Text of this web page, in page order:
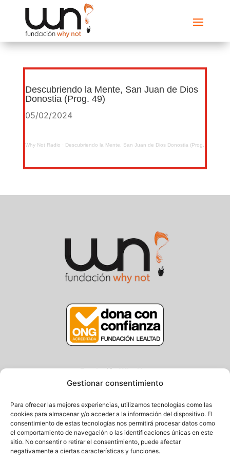
Gestionar consentimiento
Para ofrecer las mejores experiencias, utilizamos tecnologías como las
cookies para almacenar y/o acceder a la información del dispositivo. El
consentimiento de estas tecnologías nos permitirá procesar datos como
el comportamiento de navegación o las identificaciones únicas en este
sitio. No consentir o retirar el consentimiento, puede afectar
negativamente a ciertas características y funciones.
Descubriendo la Mente, San Juan de Dios
Donostia (Prog. 49)
05/02/2024
Why Not Radio · Descubriendo la Mente, San Juan de Dios Donostia (Prog. 49)
Fundación Why Not
Centro/Txoko: Particular de Ategorrieta 3, Gros
20013 Donostia – Gipuzkoa
Tel.: (+34) 943 058 694 / 627 014 791
Email: info@fundacionwhynot.org